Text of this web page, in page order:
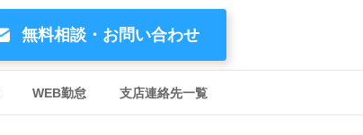
無料相談・お問い合わせ
WEB勤怠 支店連絡先一覧